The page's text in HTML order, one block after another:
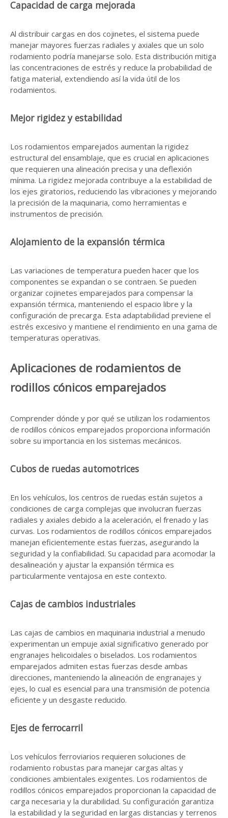
Capacidad de carga mejorada
Al distribuir cargas en dos cojinetes, el sistema puede
manejar mayores fuerzas radiales y axiales que un solo
rodamiento podría manejarse solo. Esta distribución mitiga
las concentraciones de estrés y reduce la probabilidad de
fatiga material, extendiendo así la vida útil de los
rodamientos.
Mejor rigidez y estabilidad
Los rodamientos emparejados aumentan la rigidez
estructural del ensamblaje, que es crucial en aplicaciones
que requieren una alineación precisa y una deflexión
mínima. La rigidez mejorada contribuye a la estabilidad de
los ejes giratorios, reduciendo las vibraciones y mejorando
la precisión de la maquinaria, como herramientas e
instrumentos de precisión.
Alojamiento de la expansión térmica
Las variaciones de temperatura pueden hacer que los
componentes se expandan o se contraen. Se pueden
organizar cojinetes emparejados para compensar la
expansión térmica, manteniendo el espacio libre y la
configuración de precarga. Esta adaptabilidad previene el
estrés excesivo y mantiene el rendimiento en una gama de
temperaturas operativas.
Aplicaciones de rodamientos de
rodillos cónicos emparejados
Comprender dónde y por qué se utilizan los rodamientos
de rodillos cónicos emparejados proporciona información
sobre su importancia en los sistemas mecánicos.
Cubos de ruedas automotrices
En los vehículos, los centros de ruedas están sujetos a
condiciones de carga complejas que involucran fuerzas
radiales y axiales debido a la aceleración, el frenado y las
curvas. Los rodamientos de rodillos cónicos emparejados
manejan eficientemente estas fuerzas, asegurando la
seguridad y la confiabilidad. Su capacidad para acomodar la
desalineación y ajustar la expansión térmica es
particularmente ventajosa en este contexto.
Cajas de cambios industriales
Las cajas de cambios en maquinaria industrial a menudo
experimentan un empuje axial significativo generado por
engranajes helicoidales o biselados. Los rodamientos
emparejados admiten estas fuerzas desde ambas
direcciones, manteniendo la alineación de engranajes y
ejes, lo cual es esencial para una transmisión de potencia
eficiente y un desgaste reducido.
Ejes de ferrocarril
Los vehículos ferroviarios requieren soluciones de
rodamiento robustas para manejar cargas altas y
condiciones ambientales exigentes. Los rodamientos de
rodillos cónicos emparejados proporcionan la capacidad de
carga necesaria y la durabilidad. Su configuración garantiza
la estabilidad y la seguridad en largas distancias y terrenos